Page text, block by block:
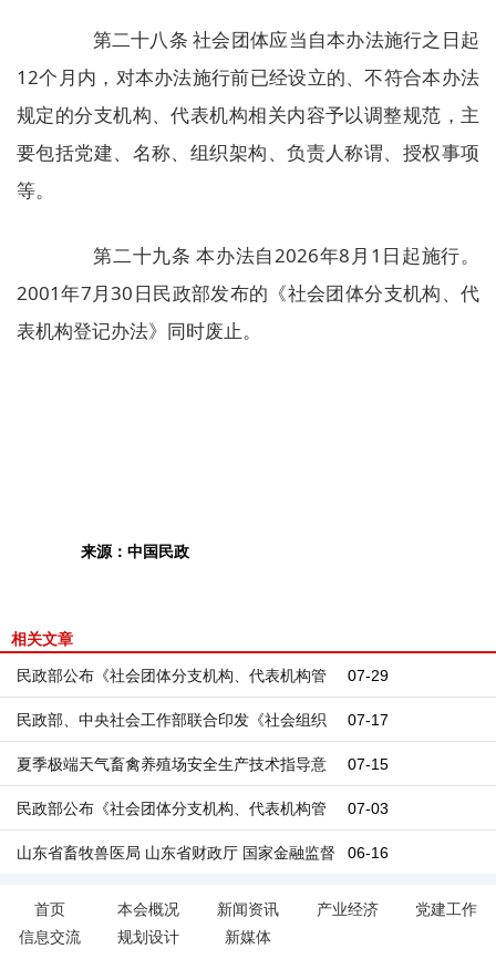
第二十八条 社会团体应当自本办法施行之日起
12个月内，对本办法施行前已经设立的、不符合本办法
规定的分支机构、代表机构相关内容予以调整规范，主
要包括党建、名称、组织架构、负责人称谓、授权事项
等。
第二十九条 本办法自2026年8月1日起施行。
2001年7月30日民政部发布的《社会团体分支机构、代
表机构登记办法》同时废止。
来源：中国民政
相关文章
07-29
民政部公布《社会团体分支机构、代表机构管
理办法》 07-17
民政部、中央社会工作部联合印发《社会组织
评比表彰活动管理办法》 07-15
夏季极端天气畜禽养殖场安全生产技术指导意
见 07-03
民政部公布《社会团体分支机构、代表机构管
理办法》 06-16
山东省畜牧兽医局 山东省财政厅 国家金融监督
牧业保险实施方案》的通知
首页 本会概况 新闻资讯 产业经济
党建工作
信息交流
规划设计 新媒体